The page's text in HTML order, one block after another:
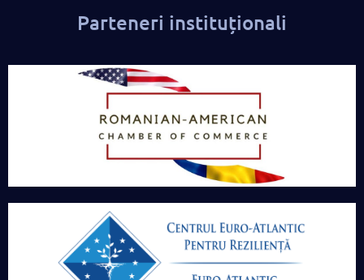
Parteneri instituționali